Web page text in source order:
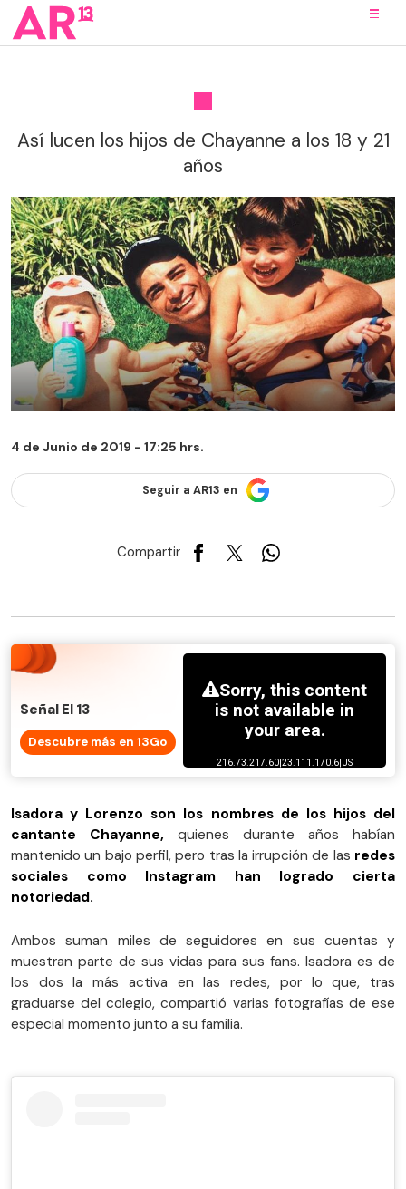
Así lucen los hijos de Chayanne a los 18 y 21
años
4 de Junio de 2019 - 17:25 hrs.
Seguir a AR13 en
Compartir
Señal El 13
Descubre más en 13Go
Isadora y Lorenzo son los nombres de los hijos del
cantante Chayanne, quienes durante años habían
mantenido un bajo perfil, pero tras la irrupción de las redes
sociales como Instagram han logrado cierta
notoriedad.
Ambos suman miles de seguidores en sus cuentas y
muestran parte de sus vidas para sus fans. Isadora es de
los dos la más activa en las redes, por lo que, tras
graduarse del colegio, compartió varias fotografías de ese
especial momento junto a su familia.